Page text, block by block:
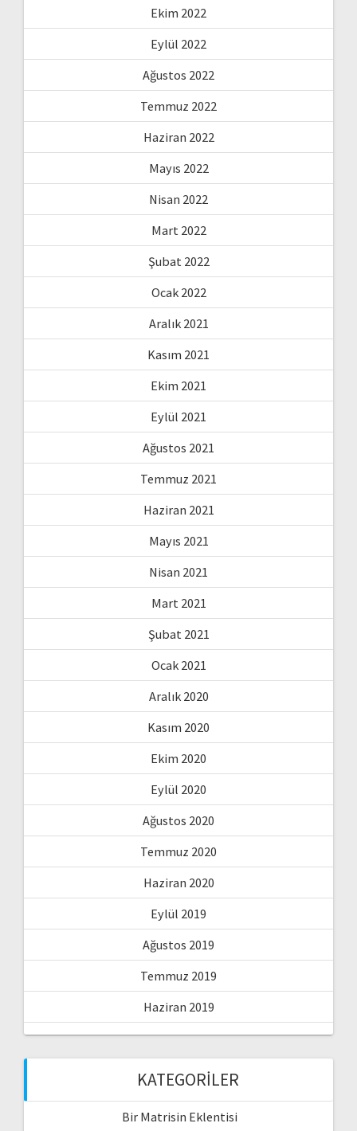
Ekim 2022
Eylül 2022
Ağustos 2022
Temmuz 2022
Haziran 2022
Mayıs 2022
Nisan 2022
Mart 2022
Şubat 2022
Ocak 2022
Aralık 2021
Kasım 2021
Ekim 2021
Eylül 2021
Ağustos 2021
Temmuz 2021
Haziran 2021
Mayıs 2021
Nisan 2021
Mart 2021
Şubat 2021
Ocak 2021
Aralık 2020
Kasım 2020
Ekim 2020
Eylül 2020
Ağustos 2020
Temmuz 2020
Haziran 2020
Eylül 2019
Ağustos 2019
Temmuz 2019
Haziran 2019
KATEGORILER
Bir Matrisin Eklentisi